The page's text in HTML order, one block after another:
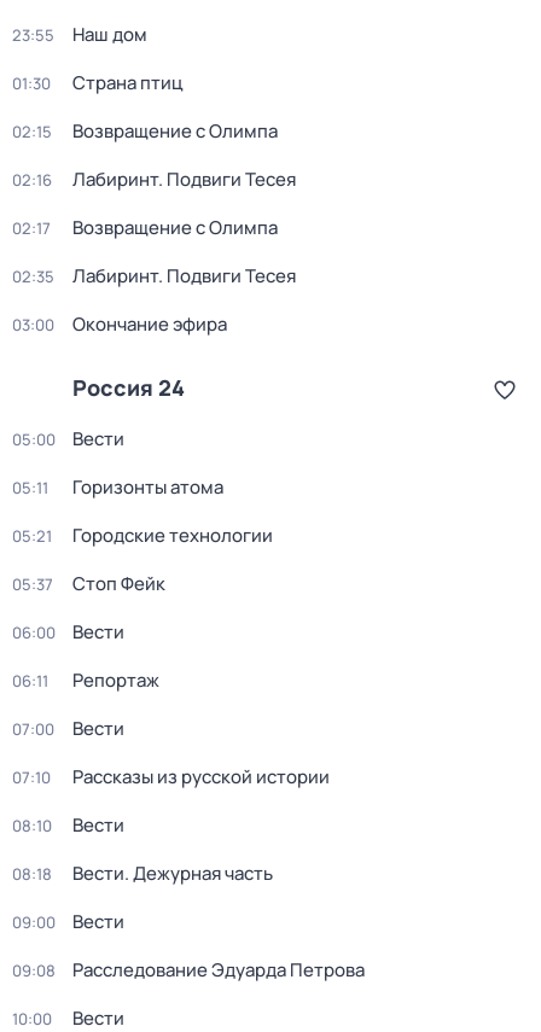
23:55 Наш дом
01:30 Страна птиц
02:15 Возвращение с Олимпа
02:16 Лабиринт. Подвиги Тесея
02:17 Возвращение с Олимпа
02:35 Лабиринт. Подвиги Тесея
03:00 Окончание эфира
Россия 24
05:00 Вести
05:11 Горизонты атома
05:21 Городские технологии
05:37 Стоп Фейк
06:00 Вести
06:11 Репортаж
07:00 Вести
07:10 Рассказы из русской истории
08:10 Вести
08:18 Вести. Дежурная часть
09:00 Вести
09:08 Расследование Эдуарда Петрова
10:00 Вести